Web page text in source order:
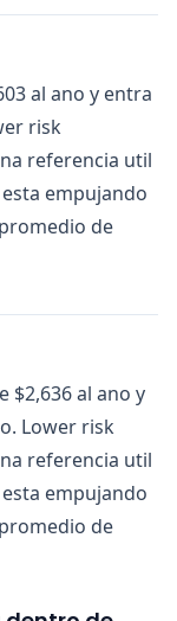
al ano y entra
risk
referencia util
empujando
de
$2,636 al ano y
Lower risk
referencia util
empujando
de